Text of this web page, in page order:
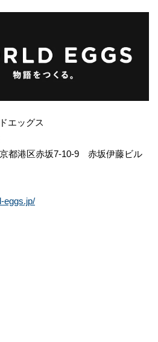
エッグス
都港区赤坂7-10-9 赤坂伊藤ビル
eggs.jp/